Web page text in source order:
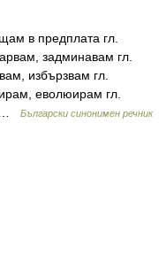
в предплата гл.
задминавам гл.
избързвам гл.
еволюирам гл.
…
Български синонимен речник